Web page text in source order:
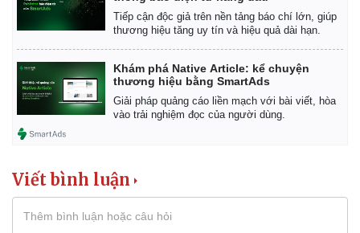
Tiếp cận độc giả trên nền tảng báo chí lớn, giúp
thương hiệu tăng uy tín và hiệu quả dài hạn.
Khám phá Native Article: kể chuyện
thương hiệu bằng SmartAds
Giải pháp quảng cáo liền mạch với bài viết, hòa
vào trải nghiệm đọc của người dùng.
Viết bình luận